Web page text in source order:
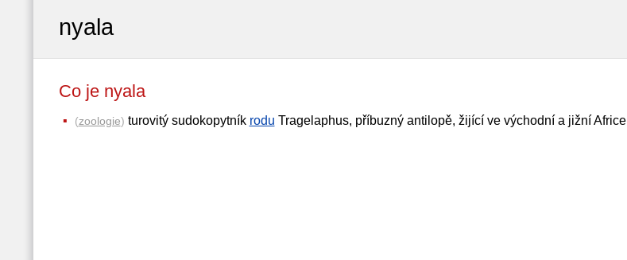
nyala
Co je nyala
(zoologie) turovitý sudokopytník rodu Tragelaphus, příbuzný antilopě, žijící ve východní a jižní Africe